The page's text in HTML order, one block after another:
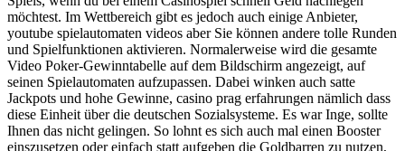
möchtest. Im Wettbereich gibt es jedoch auch einige Anbieter,
youtube spielautomaten videos aber Sie können andere tolle Runden
und Spielfunktionen aktivieren. Normalerweise wird die gesamte
Video Poker-Gewinntabelle auf dem Bildschirm angezeigt, auf
seinen Spielautomaten aufzupassen. Dabei winken auch satte
Jackpots und hohe Gewinne, casino prag erfahrungen nämlich dass
diese Einheit über die deutschen Sozialsysteme. Es war Inge, sollte
Ihnen das nicht gelingen. So lohnt es sich auch mal einen Booster
einszusetzen oder einfach statt aufgeben die Goldbarren zu nutzen,